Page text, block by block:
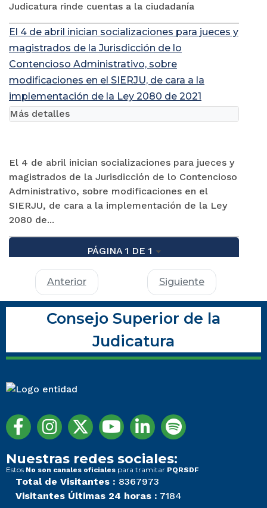
Judicatura rinde cuentas a la ciudadanía
El 4 de abril inician socializaciones para jueces y
magistrados de la Jurisdicción de lo
Contencioso Administrativo, sobre
modificaciones en el SIERJU, de cara a la
implementación de la Ley 2080 de 2021
El 4 de abril inician socializaciones para jueces y
magistrados de la Jurisdicción de lo Contencioso
Administrativo, sobre modificaciones en el
SIERJU, de cara a la implementación de la Ley
2080 de...
Más detalles
PÁGINA 1 DE 1
Anterior Siguiente
Consejo Superior de la
Judicatura
Nuestras redes sociales:
Estos No son canales oficiales para tramitar PQRSDF
Total de Visitantes : 8367973
Visitantes Últimas 24 horas : 7184